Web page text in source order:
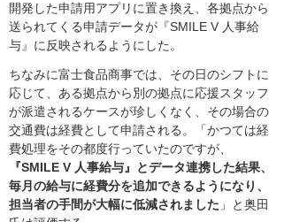
開発した申請用アプリに置き換え、各拠点から
送られてくる申請データが『SMILE V 人事給
与』に反映されるようにした。
ちなみに富士食品商事では、その日のシフトに
応じて、ある拠点から別の拠点に応援スタッフ
が派遣されるケースが珍しくなく、その場合の
交通費は経費として申請される。「かつては経
費処理をその都度行っていたのですが、
『SMILE V 人事給与』とデータ連携した結果、
毎月の給与に経費分を追加できるようになり、
担当者の手間が大幅に低減されました 」と奥田